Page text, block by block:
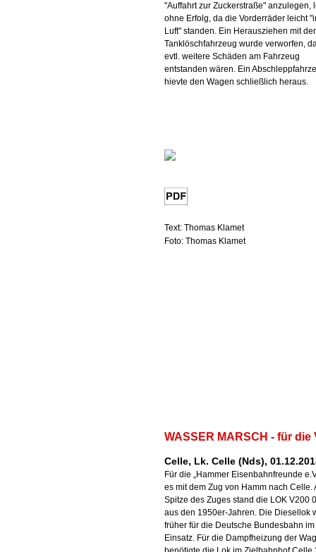
"Auffahrt zur Zuckerstraße" anzulegen,
ohne Erfolg, da die Vorderräder leicht
Luft" standen. Ein Herausziehen mit
Tanklöschfahrzeug wurde verworfen,
evtl. weitere Schäden am Fahrzeug
entstanden wären. Ein
hievte den Wagen schließlich heraus.
Text: Thomas Klamet
Foto: Thomas Klamet
WASSER MARSCH - für die
Celle, Lk. Celle (Nds),
Für die „Hammer Eisenbahnfreunde
es mit dem Zug von Hamm nach Celle.
Spitze des Zuges stand die LOK V200
aus den 1950er-Jahren. Die Diesellok
früher für die Deutsche Bundesbahn im
Einsatz. Für die Dampfheizung der